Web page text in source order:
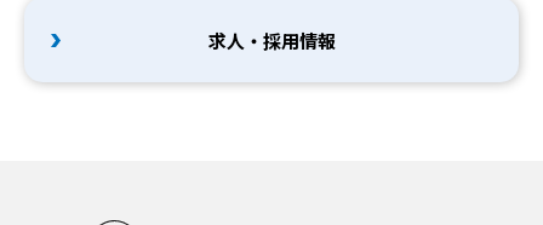
求人・採用情報